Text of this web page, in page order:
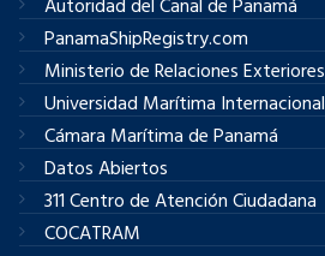
Autoridad del Canal de Panamá
PanamaShipRegistry.com
Ministerio de Relaciones Exteriores
Universidad Marítima Internacional
Cámara Marítima de Panamá
Datos Abiertos
311 Centro de Atención Ciudadana
COCATRAM